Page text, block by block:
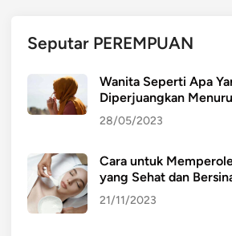
i
a
m
a
P
Seputar PEREMPUAN
Wanita Seperti Apa
Diperjuangkan
28/05/2023
Cara untuk
yang Sehat dan
21/11/2023